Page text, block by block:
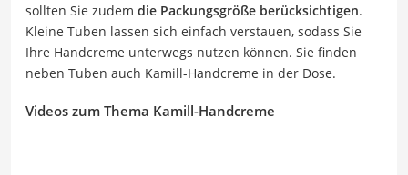
sollten Sie zudem die Packungsgröße berücksichtigen.
Kleine Tuben lassen sich einfach verstauen, sodass Sie
Ihre Handcreme unterwegs nutzen können. Sie finden
neben Tuben auch Kamill-Handcreme in der Dose.
Videos zum Thema Kamill-Handcreme